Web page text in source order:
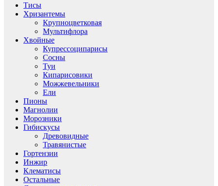
Тисы
Хризантемы
Крупноцветковая
Мультифлора
Хвойные
Купрессоципарисы
Сосны
Туи
Кипарисовики
Можжевельники
Ели
Пионы
Магнолии
Морозники
Гибискусы
Древовидные
Травянистые
Гортензии
Инжир
Клематисы
Остальные